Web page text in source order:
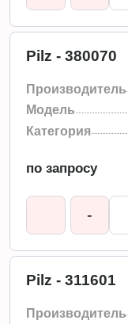
Pilz - 380070
Производитель
Модель
Категория
по запросу
-
Pilz - 311601
Производитель